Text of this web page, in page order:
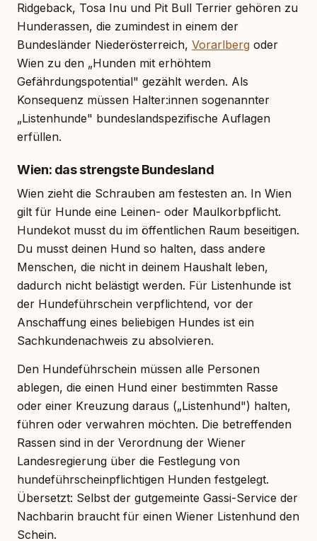
Ridgeback, Tosa Inu und Pit Bull Terrier gehören zu
Hunderassen, die zumindest in einem der
Bundesländer Niederösterreich, Vorarlberg oder
Wien zu den „Hunden mit erhöhtem
Gefährdungspotential" gezählt werden. Als
Konsequenz müssen Halter:innen sogenannter
„Listenhunde" bundeslandspezifische Auflagen
erfüllen.
Wien: das strengste Bundesland
Wien zieht die Schrauben am festesten an. In Wien
gilt für Hunde eine Leinen- oder Maulkorbpflicht.
Hundekot musst du im öffentlichen Raum beseitigen.
Du musst deinen Hund so halten, dass andere
Menschen, die nicht in deinem Haushalt leben,
dadurch nicht belästigt werden. Für Listenhunde ist
der Hundeführschein verpflichtend, vor der
Anschaffung eines beliebigen Hundes ist ein
Sachkundenachweis zu absolvieren.
Den Hundeführschein müssen alle Personen
ablegen, die einen Hund einer bestimmten Rasse
oder einer Kreuzung daraus („Listenhund") halten,
führen oder verwahren möchten. Die betreffenden
Rassen sind in der Verordnung der Wiener
Landesregierung über die Festlegung von
hundeführscheinpflichtigen Hunden festgelegt.
Übersetzt: Selbst der gutgemeinte Gassi-Service der
Nachbarin braucht für einen Wiener Listenhund den
Schein.